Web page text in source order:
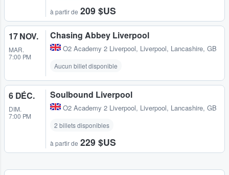
à partir de 209 $US
17 NOV.
MAR.
7:00 PM
Chasing Abbey Liverpool
O2 Academy 2 Liverpool, Liverpool, Lancashire, GB
Aucun billet disponible
6 DÉC.
DIM.
7:00 PM
Soulbound Liverpool
O2 Academy 2 Liverpool, Liverpool, Lancashire, GB
2 billets disponibles
à partir de 229 $US